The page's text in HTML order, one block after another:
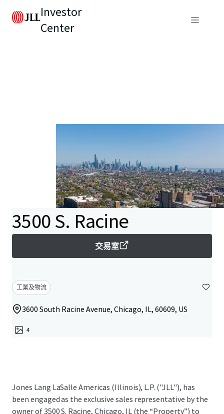
Investor
Center
3500 S. Racine
交易室
工業及物流
3600 South Racine Avenue, Chicago, IL, 60609, US
4
Jones Lang LaSalle Americas (Illinois), L.P. ("JLL"), has
been engaged as the exclusive sales representative by the
owner of 3500 S. Racine,Chicago, IL(the “Property”) to